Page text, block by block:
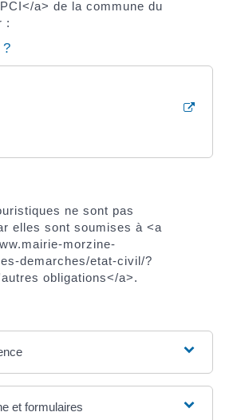
a> de la commune du
:
ne sont pas
elles sont soumises à <a
morzine-
demarches/etat-civil/?
obligations</a>.
et formulaires